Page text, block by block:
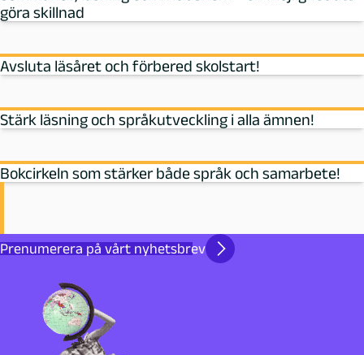
göra skillnad
Avsluta läsåret och förbered skolstart!
Stärk läsning och språkutveckling i alla ämnen!
Bokcirkeln som stärker både språk och samarbete!
Prenumerera på vårt nyhetsbrev